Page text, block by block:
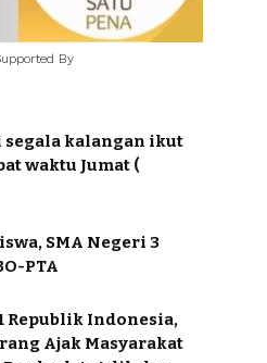
By
segala kalangan ikut
waktu Jumat (
SMA Negeri 3
PTA
Republik Indonesia,
Ajak Masyarakat